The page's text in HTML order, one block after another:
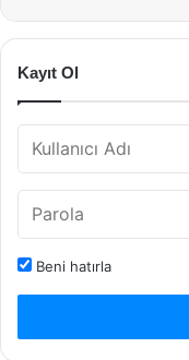
Kayıt Ol
Beni hatırla